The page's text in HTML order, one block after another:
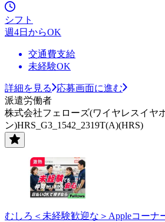
シフト
週4日からOK
交通費支給
未経験OK
詳細を見る
応募画面に進む
派遣労働者
株式会社フェローズ(ワイヤレスイヤ
ン)HRS_G3_1542_2319T(A)(HRS)
むしろ＜未経験歓迎な＞Appleコーナ